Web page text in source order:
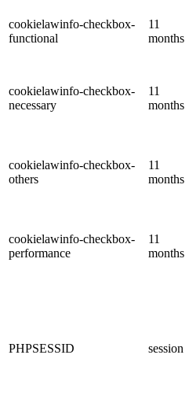
cookielawinfo-checkbox-
functional
11
months
cookielawinfo-checkbox-
necessary
11
months
cookielawinfo-checkbox-
others
11
months
cookielawinfo-checkbox-
performance
11
months
PHPSESSID session